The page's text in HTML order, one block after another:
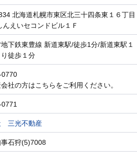
北海道札幌市東区北三十四条東１６丁目
んえいセコンドビル１Ｆ
下鉄東豊線 新道東駅/徒歩1分/新道東駅１
り徒歩１分
0770
社の方はこちらをご利用ください。
三光不動産
石狩(5)7008